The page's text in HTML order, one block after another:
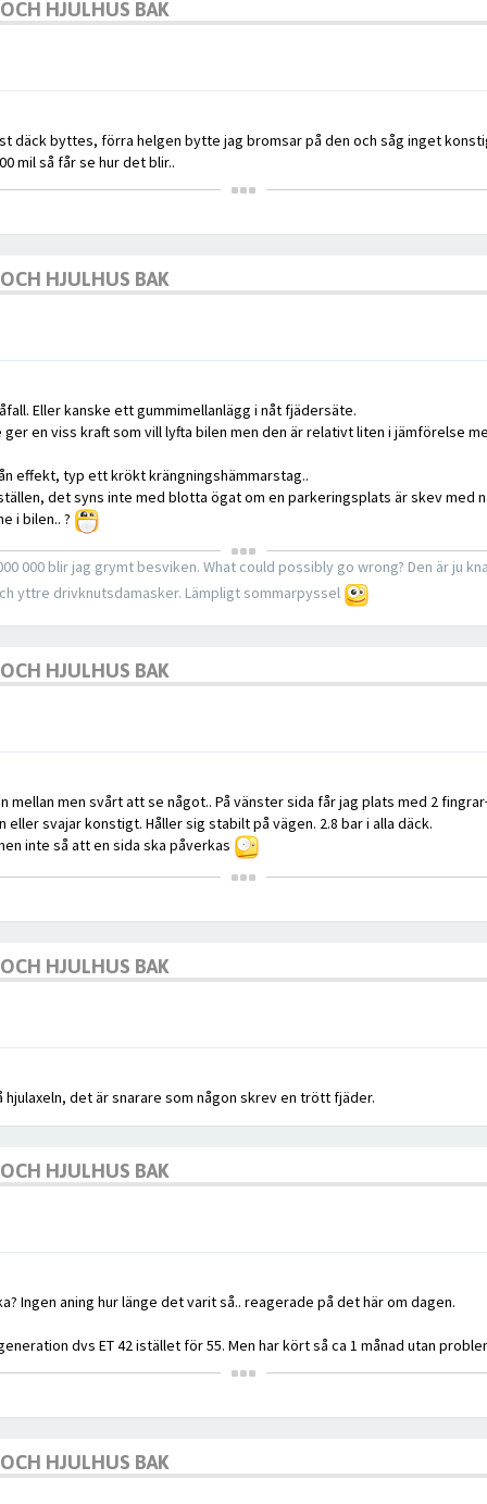
HJULHUS BAK
däck byttes, förra helgen bytte jag bromsar på den och såg inget
mil så får se hur det blir..
HJULHUS BAK
Eller kanske ett gummimellanlägg i nåt fjädersäte.
en viss kraft som vill lyfta bilen men den är relativt liten i jämförelse
effekt, typ ett krökt krängningshämmarstag..
det syns inte med blotta ögat om en parkeringsplats är skev med
i bilen.. ?
000 blir jag grymt besviken. What could possibly go wrong? Den är ju
yttre drivknutsdamasker. Lämpligt sommarpyssel
HJULHUS BAK
men svårt att se något.. På vänster sida får jag plats med 2
svajar konstigt. Håller sig stabilt på vägen. 2.8 bar i alla däck.
inte så att en sida ska påverkas
HJULHUS BAK
det är snarare som någon skrev en trött fjäder.
HJULHUS BAK
Ingen aning hur länge det varit så.. reagerade på det här om dagen.
dvs ET 42 istället för 55. Men har kört så ca 1 månad utan
HJULHUS BAK